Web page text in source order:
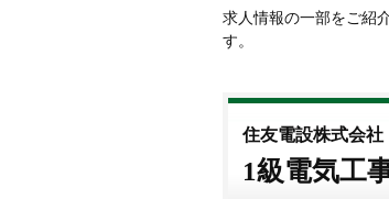
求人情報の一部をご紹
す。
住友電設株式会社
1級電気工